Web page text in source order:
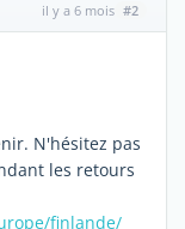
il y a 6 mois #2
N'hésitez pas
les retours
finlande/